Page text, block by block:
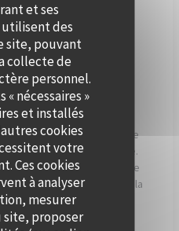
et ses
des
site, pouvant
collecte de
personnel.
« nécessaires »
et installés
cookies
votre
Ces cookies
à analyser
mesurer
proposer
ORGANISEZ
SUR LA
DE POLPO
vous invite à vivre une
au charme authentique.
sur la Seine et d’un cadre
de soleil qui illuminent la
soirée.